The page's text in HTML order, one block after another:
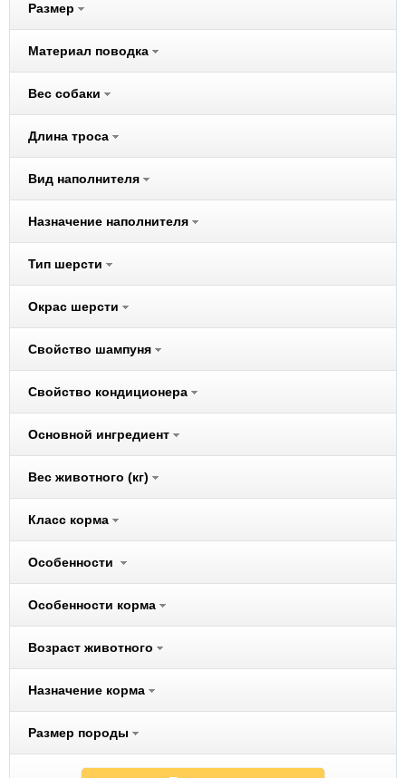
Beeztees
Better Way
Bewi Dog
BIO-GROOM
Biokat's
CarniLove
Cat Step
Cats Best
Chipsi
Darsi
Dezzie
Dogma
Ever Clean
Fiory
Fizzion
Flexi
Gelacan
Размер
Материал поводка
Вес собаки
Длина троса
Вид наполнителя
Назначение наполнителя
Тип шерсти
Окрас шерсти
Свойство шампуня
Свойство кондиционера
Основной ингредиент
Вес животного (кг)
Класс корма
Особенности
Особенности корма
Возраст животного
Назначение корма
Размер породы